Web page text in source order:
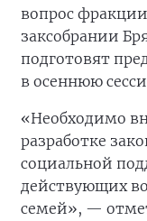
вопрос
заксобрании
подготовят
в осеннюю
«Необходимо
разработке
социальной
действующих
семей», —